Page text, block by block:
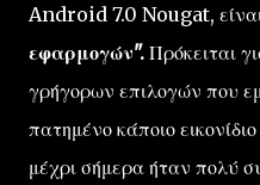
Android 7.0 Nougat,
εφαρμογών". Πρόκειται
γρήγορων επιλογών που
πατημένο κάποιο
μέχρι σήμερα ήταν πολύ